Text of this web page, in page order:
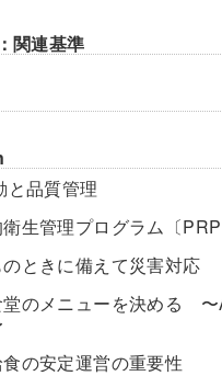
関連基準
と品質管理
生管理プログラム〔PRP
のときに備えて災害対応
堂のメニューを決める
の安定運営の重要性